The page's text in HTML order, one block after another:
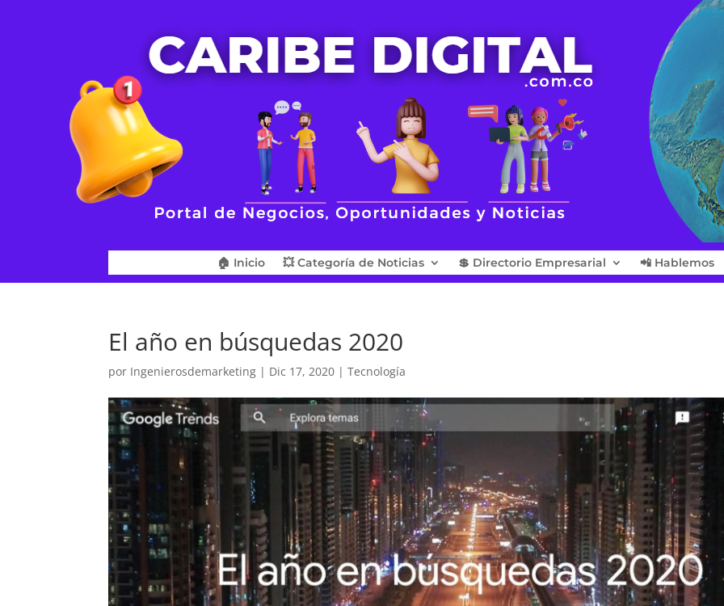
🏠 Inicio 💥 Categoría de Noticias 💲 Directorio Empresarial 📲 Hablemos
El año en búsquedas 2020
por Ingenierosdemarketing | Dic 17, 2020 |Tecnología